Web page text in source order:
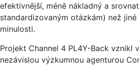
efektivnější, méně nákladný a
standardizovaným otázkám) než
minulosti.
Projekt Channel 4 PL4Y-Back vznikl
nezávislou výzkumnou agenturou